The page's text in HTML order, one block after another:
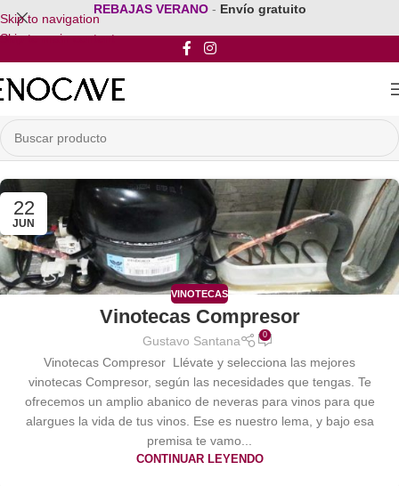
Skip to navigation
Skip to main content
REBAJAS VERANO - Envío gratuito
22
JUN
VINOTECAS
Vinotecas Compresor
Gustavo Santana 0
Vinotecas Compresor Llévate y selecciona las mejores
vinotecas Compresor, según las necesidades que tengas. Te
ofrecemos un amplio abanico de neveras para vinos para que
alargues la vida de tus vinos. Ese es nuestro lema, y bajo esa
premisa te vamo...
CONTINUAR LEYENDO